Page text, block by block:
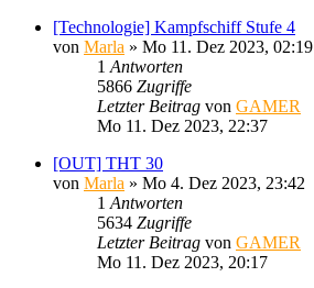
[Technologie] Kampfschiff Stufe 4
von Marla » Mo 11. Dez 2023, 02:19
1 Antworten
5866 Zugriffe
Letzter Beitrag von GAMER
Mo 11. Dez 2023, 22:37
[OUT] THT 30
von Marla » Mo 4. Dez 2023, 23:42
1 Antworten
5634 Zugriffe
Letzter Beitrag von GAMER
Mo 11. Dez 2023, 20:17